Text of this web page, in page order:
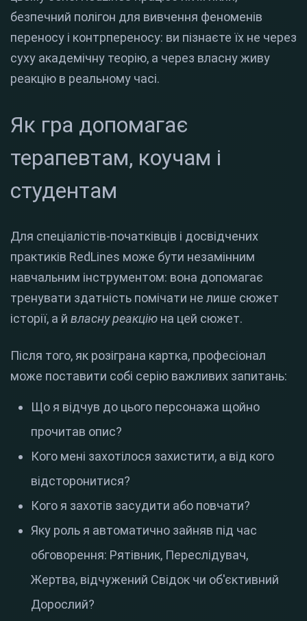
безпечний полігон для вивчення феноменів
переносу і контрпереносу: ви пізнаєте їх не через
суху академічну теорію, а через власну живу
реакцію в реальному часі.
Як гра допомагає
терапевтам, коучам і
студентам
Для спеціалістів-початківців і досвідчених
практиків RedLines може бути незамінним
навчальним інструментом: вона допомагає
тренувати здатність помічати не лише сюжет
історії, а й власну реакцію на цей сюжет.
Після того, як розіграна картка, професіонал
може поставити собі серію важливих запитань:
Що я відчув до цього персонажа щойно
прочитав опис?
Кого мені захотілося захистити, а від кого
відсторонитися?
Кого я захотів засудити або повчати?
Яку роль я автоматично зайняв під час
обговорення: Рятівник, Переслідувач,
Жертва, відчужений Свідок чи об'єктивний
Дорослий?